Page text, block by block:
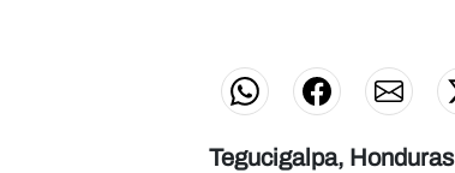
Tegucigalpa, Honduras